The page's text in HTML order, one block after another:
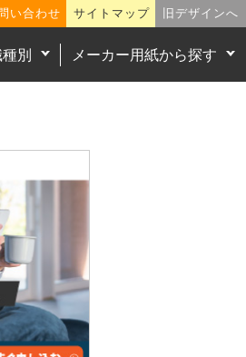
い合わせ サイトマップ 旧デザインへ
別 メーカー用紙から探す